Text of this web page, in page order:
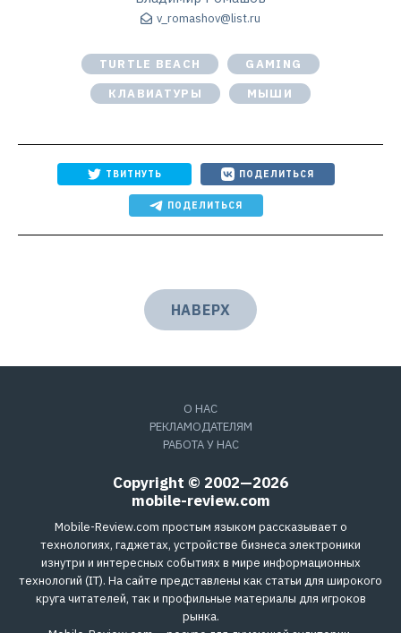
v_romashov@list.ru
TURTLE BEACH
GAMING
КЛАВИАТУРЫ
МЫШИ
ТВИТНУТЬ ПОДЕЛИТЬСЯ
ПОДЕЛИТЬСЯ
НАВЕРХ
О НАС
РЕКЛАМОДАТЕЛЯМ
РАБОТА У НАС
Copyright © 2002—2026
mobile-review.com
Mobile-Review.com простым языком рассказывает о
технологиях, гаджетах, устройстве бизнеса электроники
изнутри и интересных событиях в мире информационных
технологий (IT). На сайте представлены как статьи для широкого
круга читателей, так и профильные материалы для игроков
рынка.